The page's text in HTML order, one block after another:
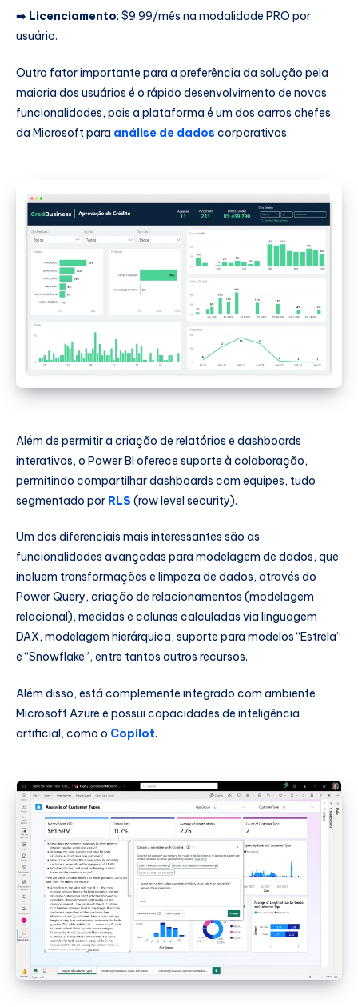
➡️ Licenciamento: $9.99/mês na modalidade PRO por
usuário.
Outro fator importante para a preferência da solução pela
maioria dos usuários é o rápido desenvolvimento de novas
funcionalidades, pois a plataforma é um dos carros chefes
da Microsoft para análise de dados corporativos.
Além de permitir a criação de relatórios e dashboards
interativos, o Power BI oferece suporte à colaboração,
permitindo compartilhar dashboards com equipes, tudo
segmentado por RLS (row level security).
Um dos diferenciais mais interessantes são as
funcionalidades avançadas para modelagem de dados, que
incluem transformações e limpeza de dados, através do
Power Query, criação de relacionamentos (modelagem
relacional), medidas e colunas calculadas via linguagem
DAX, modelagem hierárquica, suporte para modelos “Estrela”
e “Snowflake”, entre tantos outros recursos.
Além disso, está complemente integrado com ambiente
Microsoft Azure e possui capacidades de inteligência
artificial, como o Copilot.